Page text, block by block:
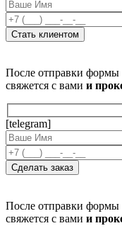
После отправки формы
свяжется с вами и
[telegram]
После отправки формы
свяжется с вами и